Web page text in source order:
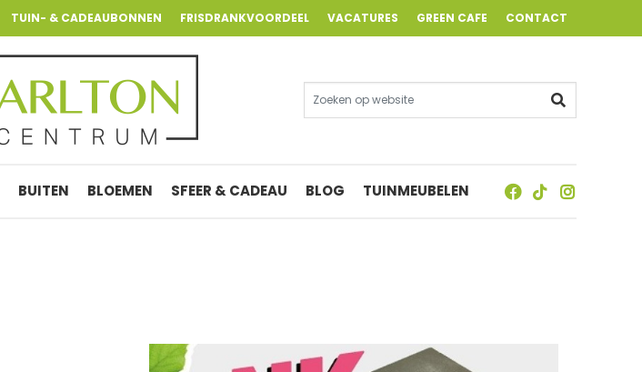
TUIN- & CADEAUBONNEN FRISDRANKVOORDEEL VACATURES GREEN CAFE CONTACT
BUITEN BLOEMEN SFEER & CADEAU BLOG TUINMEUBELEN